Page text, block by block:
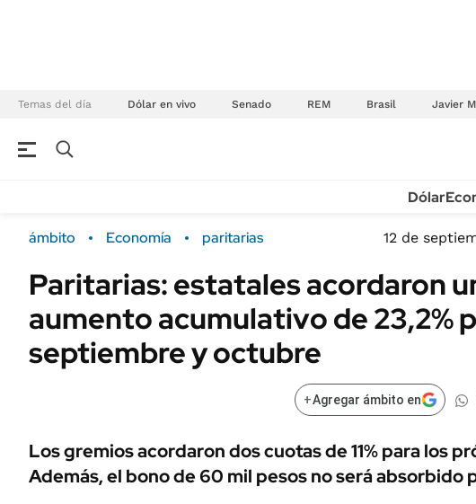
Temas del día Dólar en vivo Senado REM Brasil Javier
Campo
FINANZAS
Dólar
Sustentabilidad
Seguros
POLÍTICA
URUGUAY
Dólar
ámbito Economía paritarias 12 de
Paritarias: estatales acordaron
aumento acumulativo de 23,2%
septiembre y octubre
+Agregar ámbito en
Los gremios acordaron dos cuotas de 11% para los
Además, el bono de 60 mil pesos no será absorbido